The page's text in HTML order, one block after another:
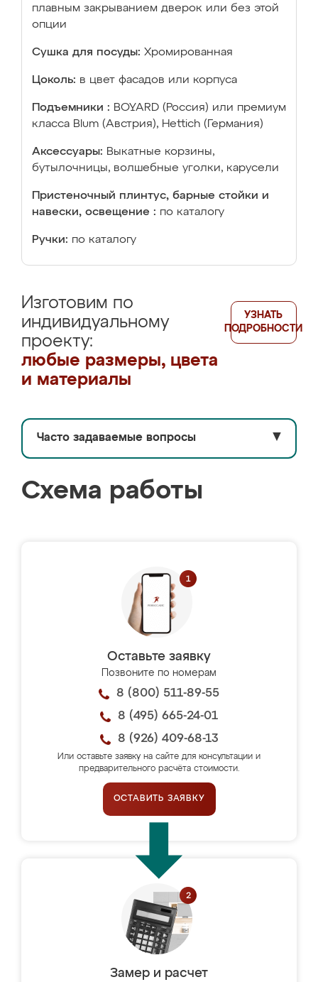
плавным закрыванием дверок или без этой
опции
Сушка для посуды: Хромированная
Цоколь: в цвет фасадов или корпуса
Подъемники : BOYARD (Россия) или премиум
класса Blum (Австрия), Hettich (Германия)
Аксессуары: Выкатные корзины,
бутылочницы, волшебные уголки, карусели
Пристеночный плинтус, барные стойки и
навески, освещение : по каталогу
Ручки: по каталогу
Изготовим по
индивидуальному
проекту:
любые размеры, цвета
и материалы
УЗНАТЬ
ПОДРОБНОСТИ
Часто задаваемые вопросы ▼
Схема работы
Оставьте заявку
Позвоните по номерам
8 (800) 511-89-55
8 (495) 665-24-01
8 (926) 409-68-13
Или оставьте заявку на сайте для консультации и
предварительного расчёта стоимости.
ОСТАВИТЬ ЗАЯВКУ
Замер и расчет